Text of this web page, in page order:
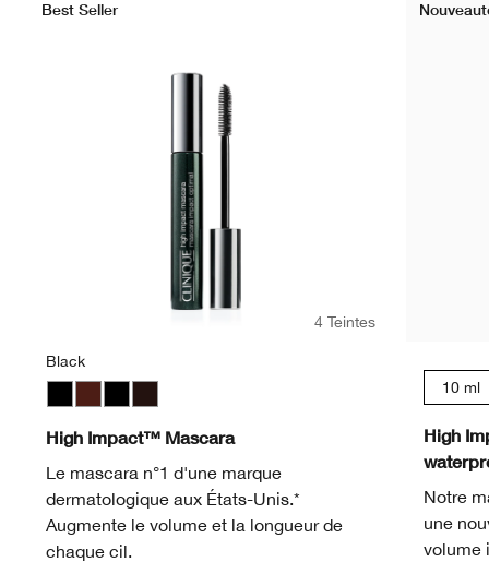
Best Seller
4 Teintes
Black
High Impact™ Mascara
Le mascara n°1 d'une marque
dermatologique aux États-Unis.*
Augmente le volume et la longueur de
chaque cil.
10 ml
High
Notre
une
volume